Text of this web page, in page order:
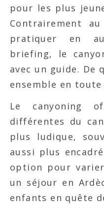
pour les plus
Contrairement
pratiquer en
briefing, le
avec un guide. De
ensemble en
Le canyoning
différentes du
plus ludique,
aussi plus
option pour
un séjour en
enfants en quête